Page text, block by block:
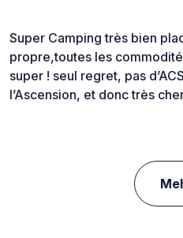
Super Camping très bien
propre,toutes les
super ! seul regret, pas
l’Ascension, et donc très